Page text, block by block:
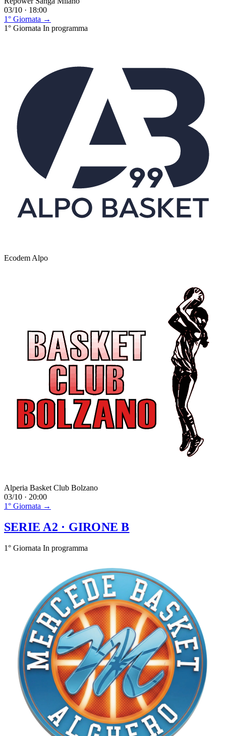
03/10 · 18:00
1° Giornata →
1° Giornata In programma
Ecodem Alpo
Alperia Basket Club Bolzano
03/10 · 20:00
1° Giornata →
SERIE A2 · GIRONE B
1° Giornata In programma